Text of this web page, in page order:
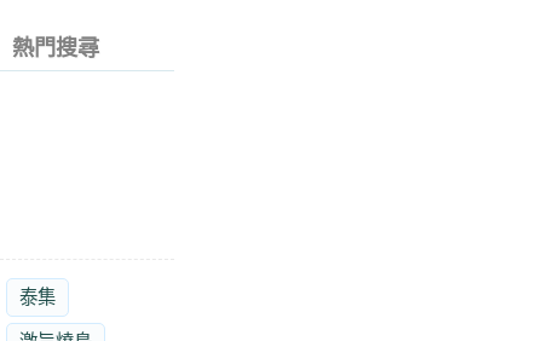
熱門搜尋
泰集